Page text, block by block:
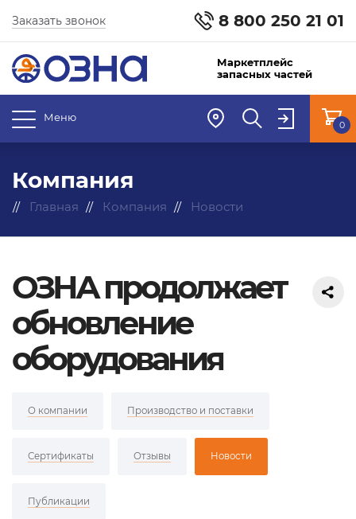
8 800 250 21 01
Заказать звонок
Маркетплейс
запасных частей
Меню
0
Компания
Главная Компания Новости
ОЗНА продолжает
обновление
оборудования
О компании Производство и поставки
Сертификаты Отзывы Новости
Публикации